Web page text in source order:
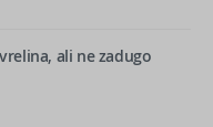
ali ne zadugo